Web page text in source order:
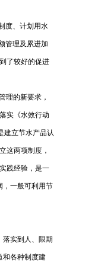
度、计划用水
管理及累进加
了较好的促进
理的新要求，
实《水效行动
建立节水产品认
这两项制度，
践经验，是一
，一般可利用节
落实到人、限期
和各种制度建